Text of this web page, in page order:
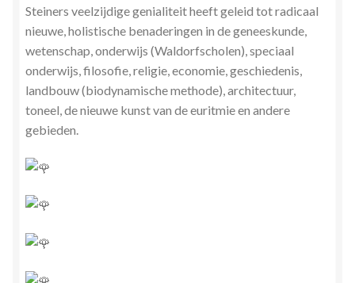
Steiners veelzijdige genialiteit heeft geleid tot radicaal
nieuwe, holistische benaderingen in de geneeskunde,
wetenschap, onderwijs (Waldorfscholen), speciaal
onderwijs, filosofie, religie, economie, geschiedenis,
landbouw (biodynamische methode), architectuur,
toneel, de nieuwe kunst van de euritmie en andere
gebieden.